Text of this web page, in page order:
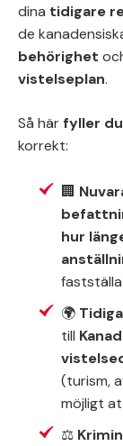
dina tidigare
de
behörighet
vistelseplan.
Så här fyller
korrekt:
🏢
hur
fastställa
🌍
till
(turism,
möjligt
⚖️